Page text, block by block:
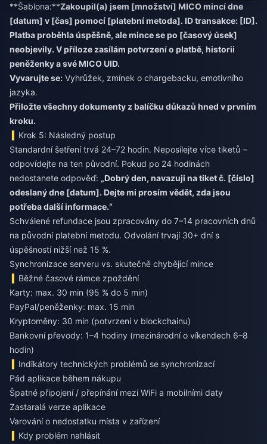
**Šablona:**Zakoupil(a) jsem [množství] MICO mincí dne
[datum] v [čas] pomocí [platební metoda]. ID transakce: [ID].
Platba proběhla úspěšně, ale mince se po [časový úsek]
neobjevily. V příloze zasílám potvrzení o platbě, historii
peněženky a své MICO UID.
Vyvarujte se: Vyhrůžek, zmínek o chargebacku, emotivního
jazyka.
Přiložte všechny dokumenty z balíčku důkazů hned v prvním
kroku.
Krok 5: Následný postup
Standardní šetření trvá 24–72 hodin. Neposílejte více tiketů –
odpovídejte na ten původní. Pokud po 24 hodinách
nedostanete odpověď: „Dobrý den, navazuji na tiket č. [číslo]
odeslaný dne [datum]. Dejte mi prosím vědět, zda jsou
potřeba další informace.“
Schválené refundace jsou zpracovány do 7–14 pracovních dnů
na původní platební metodu. Odvolání trvají 30+ dní s
úspěšností nižší než 15 %.
Synchronizace serveru vs. skutečně chybějící mince
Běžné časové rámce zpoždění
Karty: max. 30 min (95 % do 5 min)
PayPal/peněženky: max. 15 min
Kryptoměny: 30 min (potvrzení v blockchainu)
Bankovní převody: 1–4 hodiny (mezinárodní o víkendech 6–8
hodin)
Indikátory technických problémů se synchronizací
Pád aplikace během nákupu
Špatné připojení / přepínání mezi WiFi a mobilními daty
Zastaralá verze aplikace
Varování o nedostatku místa v zařízení
Kdy problém nahlásit